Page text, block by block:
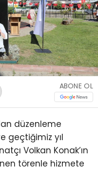
ABONE OL
düzenleme
geçtiğimiz yıl
Volkan Konak’ın
törenle hizmete